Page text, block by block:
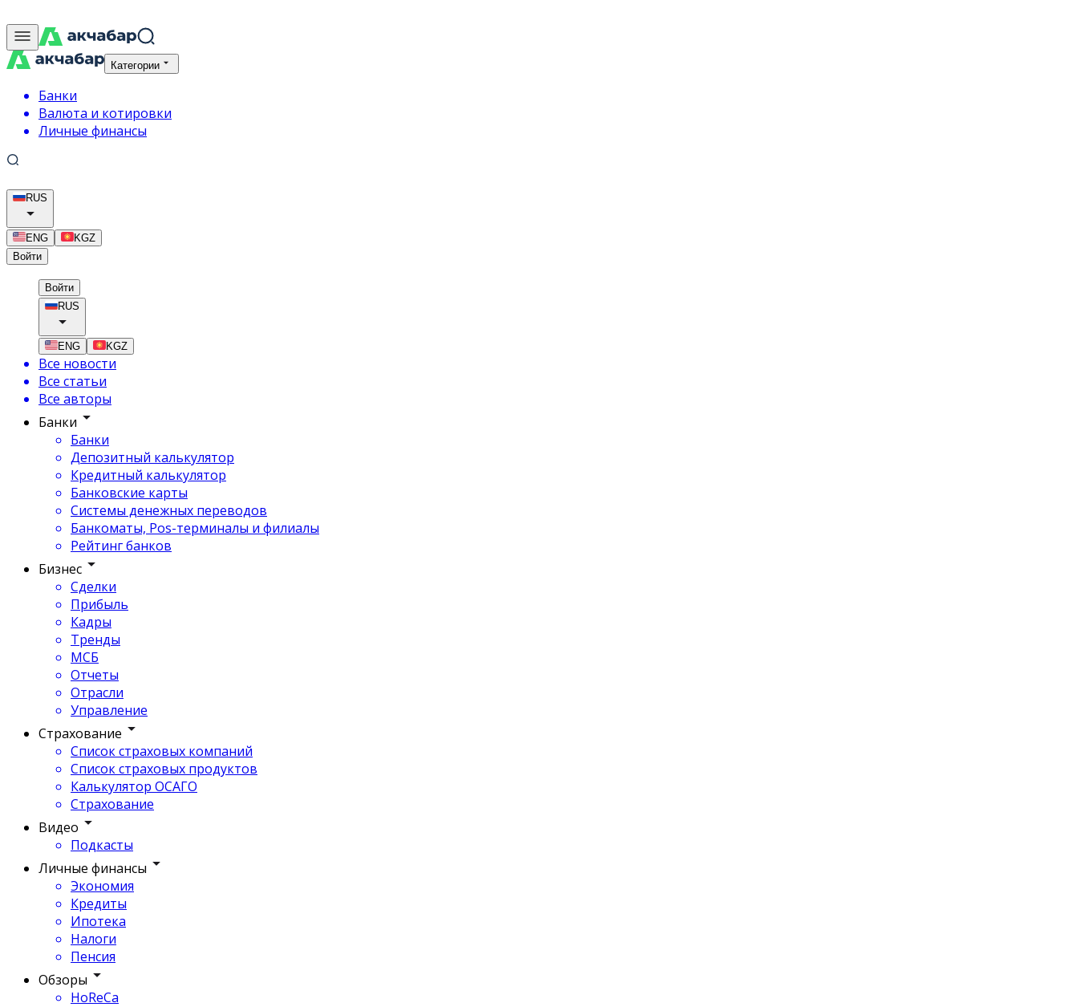
Категории
Банки
Валюта и котировки
Личные финансы
RUS
ENG
KGZ
Войти
Войти
RUS
ENG KGZ
Все новости
Все статьи
Все авторы
Банки
Банки
Депозитный калькулятор
Кредитный калькулятор
Банковские карты
Системы денежных переводов
Банкоматы, Pos-терминалы и филиалы
Рейтинг банков
Бизнес
Сделки
Прибыль
Кадры
Тренды
МСБ
Отчеты
Отрасли
Управление
Страхование
Список страховых компаний
Список страховых продуктов
Калькулятор ОСАГО
Страхование
Видео
Подкасты
Личные финансы
Экономия
Кредиты
Ипотека
Налоги
Пенсия
Обзоры
HoReCa